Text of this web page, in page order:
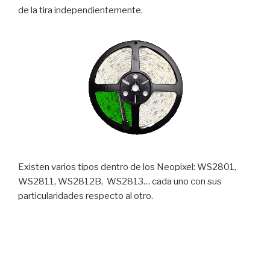
de la tira independientemente.
Existen varios tipos dentro de los Neopixel: WS2801,
WS2811, WS2812B, WS2813… cada uno con sus
particularidades respecto al otro.